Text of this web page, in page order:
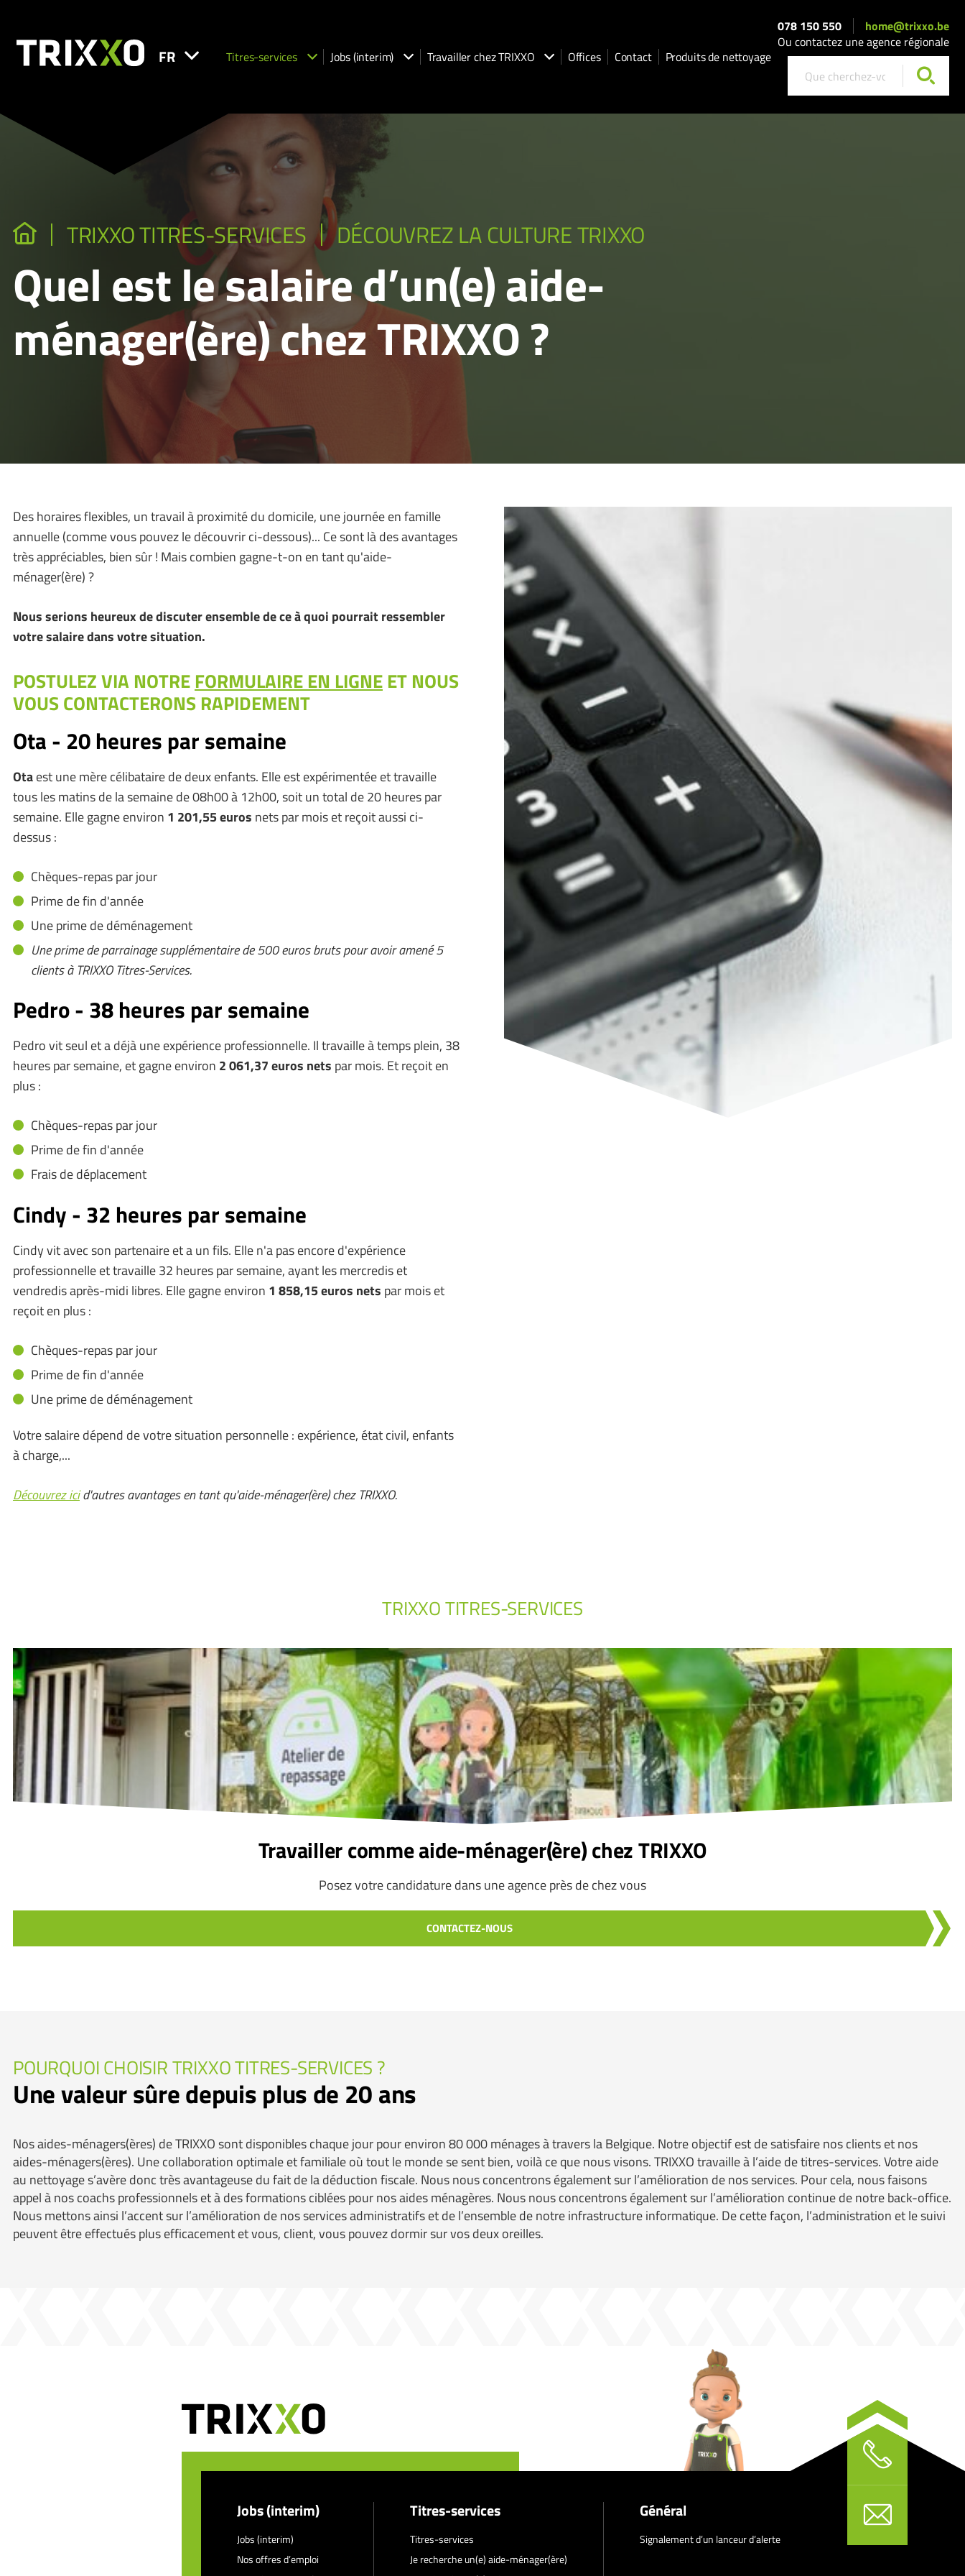
FR Titres-services Jobs (interim) Travailler chez TRIXXO Offices Contact Produits de nettoyage
078 150 550
home@trixxo.be
Ou contactez une agence régionale
TRIXXO TITRES-SERVICES DÉCOUVREZ LA CULTURE TRIXXO
Quel est le salaire d’un(e) aide-
ménager(ère) chez TRIXXO ?
Des horaires flexibles, un travail à proximité du domicile, une journée en famille
annuelle (comme vous pouvez le découvrir ci-dessous)... Ce sont là des avantages
très appréciables, bien sûr ! Mais combien gagne-t-on en tant qu'aide-
ménager(ère) ?
Nous serions heureux de discuter ensemble de ce à quoi pourrait ressembler
votre salaire dans votre situation.
POSTULEZ VIA NOTRE FORMULAIRE EN LIGNE ET NOUS
VOUS CONTACTERONS RAPIDEMENT
Ota - 20 heures par semaine
Otaest une mère célibataire de deux enfants. Elle est expérimentée et travaille
tous les matins de la semaine de 08h00 à 12h00, soit un total de 20 heurespar
semaine. Elle gagne environ 1 201,55 euros nets par mois et reçoit aussi ci-
dessus :
Chèques-repas par jour
Prime de fin d'année
Une prime de déménagement
Une prime de parrainage supplémentaire de 500 euros bruts pour avoir amené 5
clients à TRIXXO Titres-Services.
Pedro - 38 heures par semaine
Pedro vit seul et a déjà une expérience professionnelle. Il travaille à temps plein, 38
heures par semaine, et gagne environ 2 061,37 euros nets par mois. Et reçoit en
plus :
Chèques-repas par jour
Prime de fin d'année
Frais de déplacement
Cindy - 32 heures par semaine
Cindy vit avec son partenaire et a un fils. Elle n'a pas encore d'expérience
professionnelle et travaille 32 heures par semaine, ayant les mercredis et
vendredis après-midi libres. Elle gagne environ 1 858,15 euros nets par mois et
reçoit en plus :
Chèques-repas par jour
Prime de fin d'année
Une prime de déménagement
Votre salaire dépend de votre situation personnelle : expérience, état civil, enfants
à charge,...
Découvrez icid'autres avantages en tant qu'aide-ménager(ère) chez TRIXXO.
TRIXXO TITRES-SERVICES
Travailler comme aide-ménager(ère) chez TRIXXO
Posez votre candidature dans une agence près de chez vous
CONTACTEZ-NOUS
POURQUOI CHOISIR TRIXXO TITRES-SERVICES ?
Une valeur sûre depuis plus de 20 ans
Nos aides-ménagers(ères) de TRIXXO sont disponibles chaque jour pour environ 80 000 ménages à travers la Belgique. Notre objectif est de satisfaire nos clients et nos
aides-ménagers(ères). Une collaboration optimale et familiale où tout le monde se sent bien, voilà ce que nous visons. TRIXXO travaille à l’aide de titres-services. Votre aide
au nettoyage s’avère donc très avantageuse du fait de la déduction fiscale. Nous nous concentrons également sur l’amélioration de nos services. Pour cela, nous faisons
appel à nos coachs professionnels et à des formations ciblées pour nos aides ménagères. Nous nous concentrons également sur l’amélioration continue de notre back-office.
Nous mettons ainsi l’accent sur l’amélioration de nos services administratifs et de l’ensemble de notre infrastructure informatique. De cette façon, l’administration et le suivi
peuvent être effectués plus efficacement et vous, client, vous pouvez dormir sur vos deux oreilles.
Jobs (interim)
Jobs (interim)
Nos offres d’emploi
Titres-services
Titres-services
Je recherche un(e) aide-ménager(ère)
Général
Signalement d’un lanceur d’alerte